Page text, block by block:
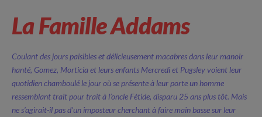
La Famille Addams
Coulant des jours paisibles et délicieusement macabres dans leur manoir
hanté, Gomez, Morticia et leurs enfants Mercredi et Pugsley voient leur
quotidien chamboulé le jour où se présente à leur porte un homme
ressemblant trait pour trait à l’oncle Fétide, disparu 25 ans plus tôt. Mais
ne s’agirait-il pas d’un imposteur cherchant à faire main basse sur leur